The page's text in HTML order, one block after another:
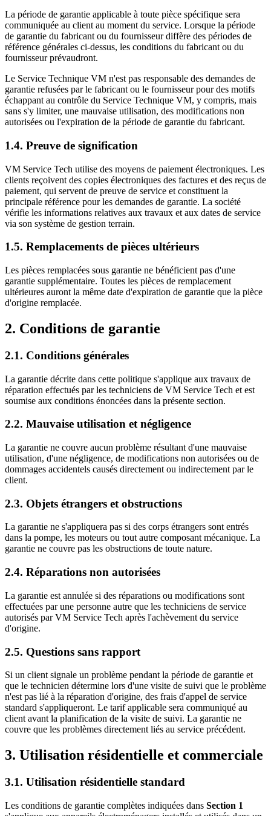
La période de garantie applicable à toute pièce spécifique sera
communiquée au client au moment du service. Lorsque la période
de garantie du fabricant ou du fournisseur diffère des périodes de
référence générales ci-dessus, les conditions du fabricant ou du
fournisseur prévaudront.
Le Service Technique VM n'est pas responsable des demandes de
garantie refusées par le fabricant ou le fournisseur pour des motifs
échappant au contrôle du Service Technique VM, y compris, mais
sans s'y limiter, une mauvaise utilisation, des modifications non
autorisées ou l'expiration de la période de garantie du fabricant.
1.4. Preuve de signification
VM Service Tech utilise des moyens de paiement électroniques. Les
clients reçoivent des copies électroniques des factures et des reçus de
paiement, qui servent de preuve de service et constituent la
principale référence pour les demandes de garantie. La société
vérifie les informations relatives aux travaux et aux dates de service
via son système de gestion terrain.
1.5. Remplacements de pièces ultérieurs
Les pièces remplacées sous garantie ne bénéficient pas d'une
garantie supplémentaire. Toutes les pièces de remplacement
ultérieures auront la même date d'expiration de garantie que la pièce
d'origine remplacée.
2. Conditions de garantie
2.1. Conditions générales
La garantie décrite dans cette politique s'applique aux travaux de
réparation effectués par les techniciens de VM Service Tech et est
soumise aux conditions énoncées dans la présente section.
2.2. Mauvaise utilisation et négligence
La garantie ne couvre aucun problème résultant d'une mauvaise
utilisation, d'une négligence, de modifications non autorisées ou de
dommages accidentels causés directement ou indirectement par le
client.
2.3. Objets étrangers et obstructions
La garantie ne s'appliquera pas si des corps étrangers sont entrés
dans la pompe, les moteurs ou tout autre composant mécanique. La
garantie ne couvre pas les obstructions de toute nature.
2.4. Réparations non autorisées
La garantie est annulée si des réparations ou modifications sont
effectuées par une personne autre que les techniciens de service
autorisés par VM Service Tech après l'achèvement du service
d'origine.
2.5. Questions sans rapport
Si un client signale un problème pendant la période de garantie et
que le technicien détermine lors d'une visite de suivi que le problème
n'est pas lié à la réparation d'origine, des frais d'appel de service
standard s'appliqueront. Le tarif applicable sera communiqué au
client avant la planification de la visite de suivi. La garantie ne
couvre que les problèmes directement liés au service précédent.
3. Utilisation résidentielle et commerciale
3.1. Utilisation résidentielle standard
Les conditions de garantie complètes indiquées dans Section 1